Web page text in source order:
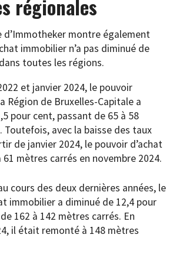
régionales
d’Immotheker montre également
immobilier n’a pas diminué de
toutes les régions.
et janvier 2024, le pouvoir
Région de Bruxelles-Capitale a
pour cent, passant de 65 à 58
Toutefois, avec la baisse des taux
de janvier 2024, le pouvoir d’achat
mètres carrés en novembre 2024.
cours des deux dernières années, le
immobilier a diminué de 12,4 pour
162 à 142 mètres carrés. En
il était remonté à 148 mètres